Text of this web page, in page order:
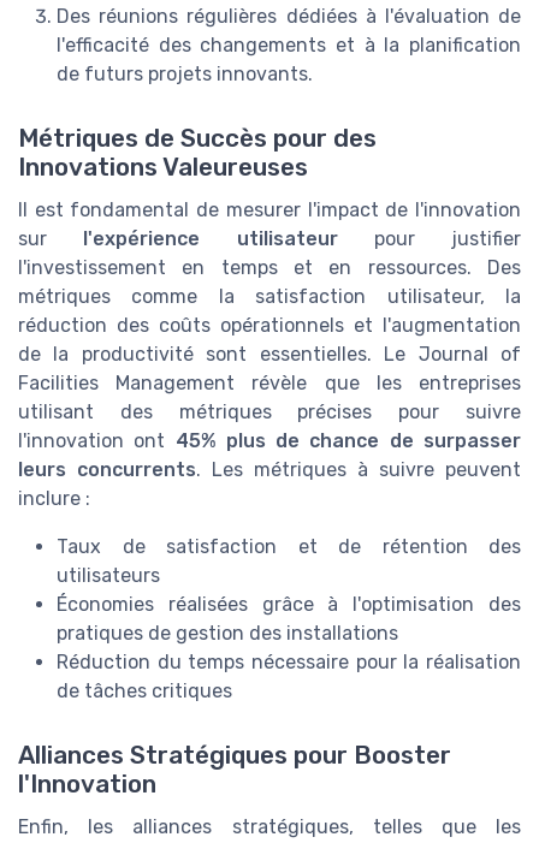
Des réunions régulières dédiées à l'évaluation de
l'efficacité des changements et à la planification
de futurs projets innovants.
Métriques de Succès pour des
Innovations Valeureuses
Il est fondamental de mesurer l'impact de l'innovation
sur l'expérience utilisateurpour justifier
l'investissement en temps et en ressources. Des
métriques comme la satisfaction utilisateur, la
réduction des coûts opérationnels et l'augmentation
de la productivité sont essentielles. Le Journal of
Facilities Management révèle que les entreprises
utilisant des métriques précises pour suivre
l'innovation ont 45% plus de chance de surpasser
leurs concurrents. Les métriques à suivre peuvent
inclure :
Taux de satisfaction et de rétention des
utilisateurs
Économies réalisées grâce à l'optimisation des
pratiques de gestion des installations
Réduction du temps nécessaire pour la réalisation
de tâches critiques
Alliances Stratégiques pour Booster
l'Innovation
Enfin, les alliances stratégiques, telles que les